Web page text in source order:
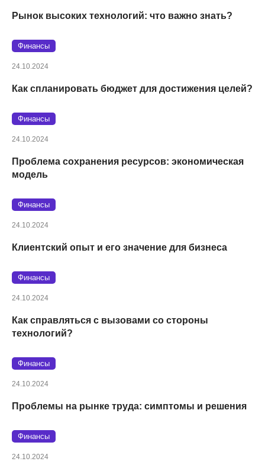
Рынок высоких технологий: что важно знать?
Финансы
24.10.2024
Как спланировать бюджет для достижения целей?
Финансы
24.10.2024
Проблема сохранения ресурсов: экономическая
модель
Финансы
24.10.2024
Клиентский опыт и его значение для бизнеса
Финансы
24.10.2024
Как справляться с вызовами со стороны
технологий?
Финансы
24.10.2024
Проблемы на рынке труда: симптомы и решения
Финансы
24.10.2024